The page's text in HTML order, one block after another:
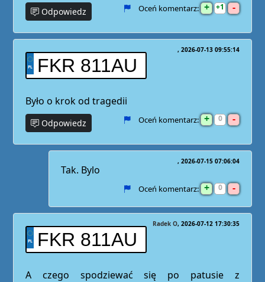
Odpowiedz Oceń komentarz: + 1 -
FKR 811AU
2026-07-13 09:55:14
Było o krok od tragedii
Odpowiedz Oceń komentarz: + 0 -
2026-07-15 07:06:04
Tak. Bylo
Oceń komentarz: + 0 -
FKR 811AU
Radek O 2026-07-12 17:30:35
A czego spodziewać się po patusie z